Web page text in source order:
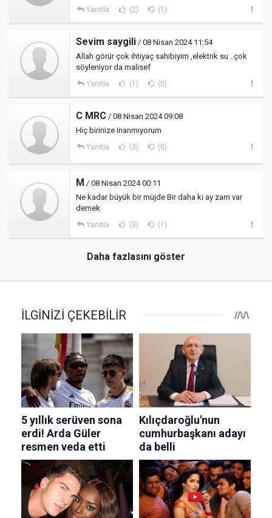
Yanıtla (2) (1)
Sevim saygili / 08 Nisan 2024 11:54
Allah görür çok ihtiyaç sahibiyim ,elektrik su ..çok
söyleniyor da malisef
Yanıtla (1) (0)
C MRC / 08 Nisan 2024 09:08
Hiç birinize inanmıyorum
Yanıtla (3) (0)
M / 08 Nisan 2024 00:11
Ne kadar büyük bir müjde Bir daha ki ay zam var
demek
Yanıtla (3) (1)
Daha fazlasını göster